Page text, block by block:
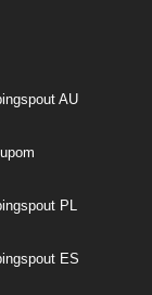
AU
PL
ES